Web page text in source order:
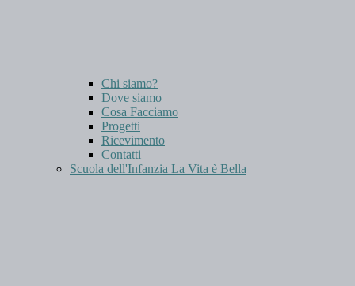
Chi siamo?
Dove siamo
Cosa Facciamo
Progetti
Ricevimento
Contatti
Scuola dell'Infanzia La Vita è Bella